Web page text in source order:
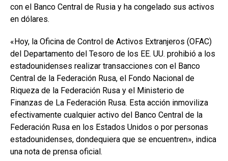
con el Banco Central de Rusia y ha congelado sus activos
en dólares.
«Hoy, la Oficina de Control de Activos Extranjeros (OFAC)
del Departamento del Tesoro de los EE. UU. prohibió a los
estadounidenses realizar transacciones con el Banco
Central de la Federación Rusa, el Fondo Nacional de
Riqueza de la Federación Rusa y el Ministerio de
Finanzas de La Federación Rusa. Esta acción inmoviliza
efectivamente cualquier activo del Banco Central de la
Federación Rusa en los Estados Unidos o por personas
estadounidenses, dondequiera que se encuentren», indica
una nota de prensa oficial.